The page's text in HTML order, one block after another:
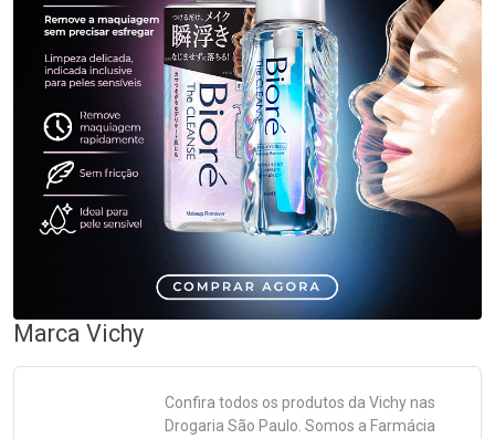
Marca Vichy
Confira todos os produtos da Vichynas
Drogaria São Paulo. Somos a Farmácia